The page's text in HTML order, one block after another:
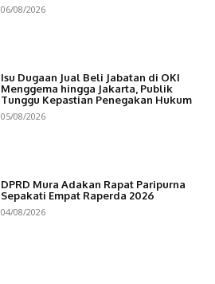
06/08/2026
Isu Dugaan Jual Beli Jabatan di OKI
Menggema hingga Jakarta, Publik
Tunggu Kepastian Penegakan Hukum
05/08/2026
DPRD Mura Adakan Rapat Paripurna
Sepakati Empat Raperda 2026
04/08/2026